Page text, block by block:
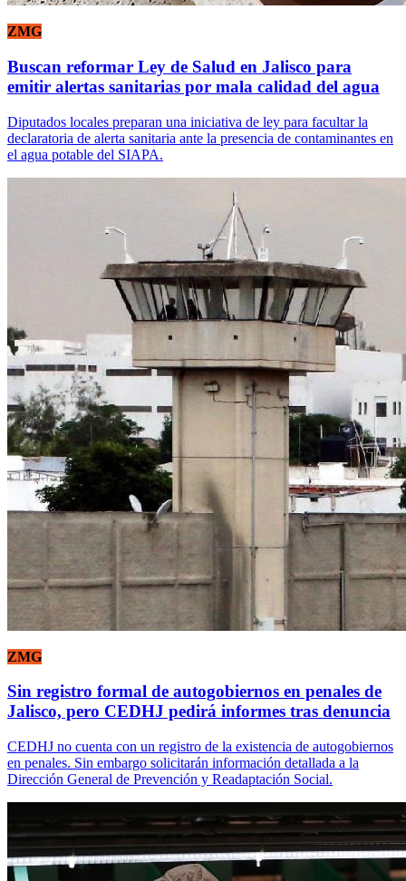
ZMG
Buscan reformar Ley de Salud en Jalisco para
emitir alertas sanitarias por mala calidad del agua
Diputados locales preparan una iniciativa de ley para facultar la
declaratoria de alerta sanitaria ante la presencia de contaminantes en
el agua potable del SIAPA.
ZMG
Sin registro formal de autogobiernos en penales de
Jalisco, pero CEDHJ pedirá informes tras denuncia
CEDHJ no cuenta con un registro de la existencia de autogobiernos
en penales. Sin embargo solicitarán información detallada a la
Dirección General de Prevención y Readaptación Social.